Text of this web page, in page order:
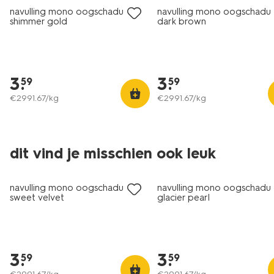
navulling mono oogschaduw 24
shimmer gold
3.
59
€2991.67/kg
navulling mono
dark brown
3.
59
€2991.67/kg
dit vind je misschien ook leuk
vegan
navulling mono oogschaduw 30
sweet velvet
3.
59
vegan
navulling mono
glacier pearl
3.
59